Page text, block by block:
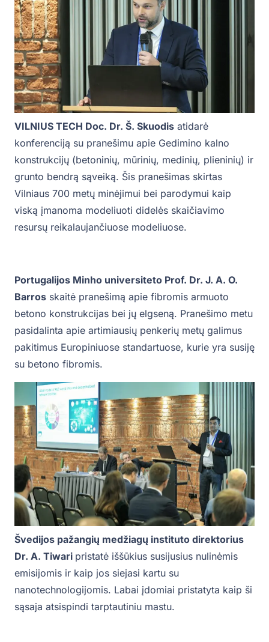
VILNIUS TECH Doc. Dr. Š. Skuodis atidarė
konferenciją su pranešimu apie Gedimino kalno
konstrukcijų (betoninių, mūrinių, medinių, plieninių) ir
grunto bendrą sąveiką. Šis pranešimas skirtas
Vilniaus 700 metų minėjimui bei parodymui kaip
viską įmanoma modeliuoti didelės skaičiavimo
resursų reikalaujančiuose modeliuose.
Portugalijos Minho universiteto Prof. Dr. J. A. O.
Barros skaitė pranešimą apie fibromis armuoto
betono konstrukcijas bei jų elgseną. Pranešimo metu
pasidalinta apie artimiausių penkerių metų galimus
pakitimus Europiniuose standartuose, kurie yra susiję
su betono fibromis.
Švedijos pažangių medžiagų instituto direktorius
Dr. A. Tiwari pristatė iššūkius susijusius nulinėmis
emisijomis ir kaip jos siejasi kartu su
nanotechnologijomis. Labai įdomiai pristatyta kaip ši
sąsaja atsispindi tarptautiniu mastu.